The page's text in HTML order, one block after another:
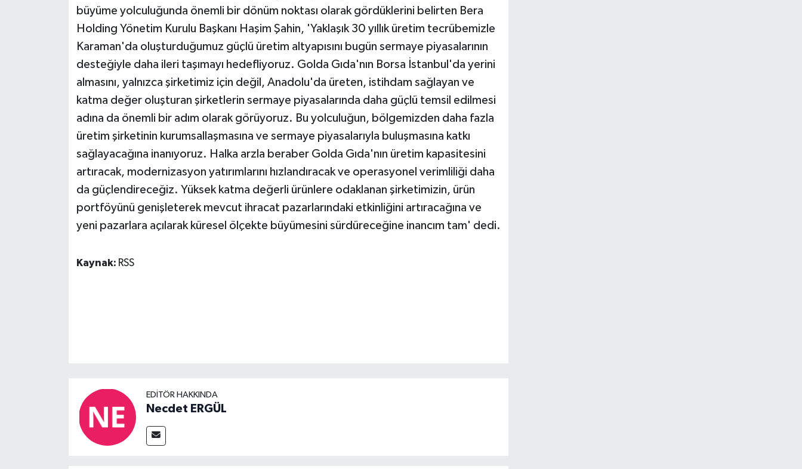
büyüme yolculuğunda önemli bir dönüm noktası olarak gördüklerini belirten Bera
Holding Yönetim Kurulu Başkanı Haşim Şahin, 'Yaklaşık 30 yıllık üretim tecrübemizle
Karaman'da oluşturduğumuz güçlü üretim altyapısını bugün sermaye piyasalarının
desteğiyle daha ileri taşımayı hedefliyoruz. Golda Gıda'nın Borsa İstanbul'da yerini
almasını, yalnızca şirketimiz için değil, Anadolu'da üreten, istihdam sağlayan ve
katma değer oluşturan şirketlerin sermaye piyasalarında daha güçlü temsil edilmesi
adına da önemli bir adım olarak görüyoruz. Bu yolculuğun, bölgemizden daha fazla
üretim şirketinin kurumsallaşmasına ve sermaye piyasalarıyla buluşmasına katkı
sağlayacağına inanıyoruz. Halka arzla beraber Golda Gıda'nın üretim kapasitesini
artıracak, modernizasyon yatırımlarını hızlandıracak ve operasyonel verimliliği daha
da güçlendireceğiz. Yüksek katma değerli ürünlere odaklanan şirketimizin, ürün
portföyünü genişleterek mevcut ihracat pazarlarındaki etkinliğini artıracağına ve
yeni pazarlara açılarak küresel ölçekte büyümesini sürdüreceğine inancım tam' dedi.
Kaynak: RSS
EDITÖR HAKKINDA
Necdet ERGÜL